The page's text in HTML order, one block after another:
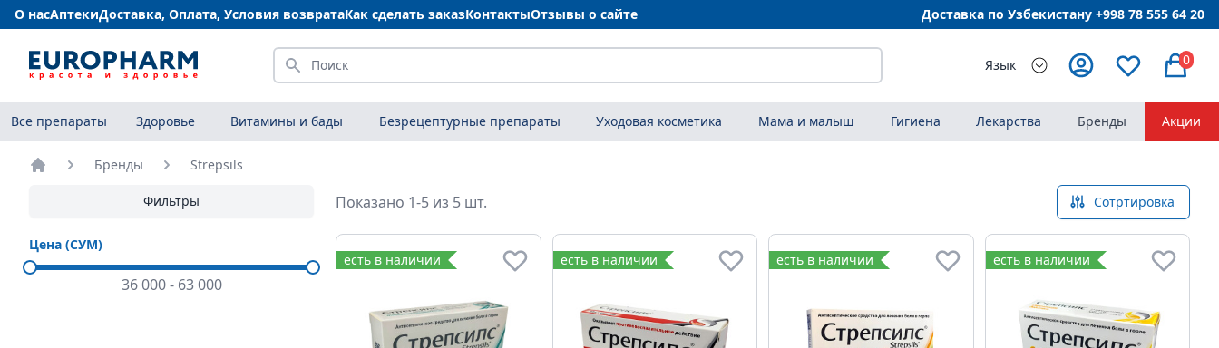
О насАптекиДоставка, Оплата, Условия возвратаКак сделать заказКонтактыОтзывы о сайте Доставка по Узбекистану +998 78 555 64 20
Искать Язык 0
Все препараты Здоровье Витамины и бады Безрецептурные препараты Уходовая косметика Мама и малыш Гигиена Лекарства Бренды Акции
Бренды Strepsils
Фильтры
Цена (СУМ)
36 000- 63 000
Показано 1-5 из 5 шт. Сотртировка
есть в наличии есть в наличии есть в наличии есть в наличии